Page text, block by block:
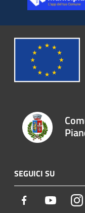
SEGUICI SU
Facebook Youtube